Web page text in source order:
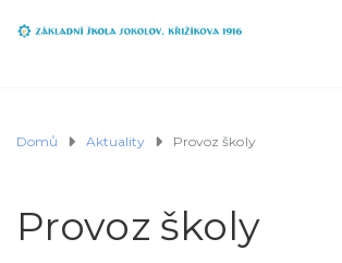
Domů Aktuality Provoz školy
Provoz školy